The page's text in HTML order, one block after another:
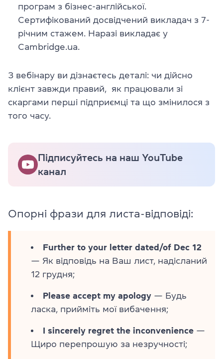
програм з бізнес-англійської.
Сертифікований досвідчений викладач з 7-
річним стажем. Наразі викладає у
Cambridge.ua.
З вебінару ви дізнаєтесь деталі: чи дійсно
клієнт завжди правий, як працювали зі
скаргами перші підприємці та що змінилося з
того часу.
Підписуйтесь на наш YouTube
канал
Опорні фрази для листа-відповіді:
Further to your letter dated/of Dec 12
— Як відповідь на Ваш лист, надісланий
12 грудня;
Please accept my apology — Будь
ласка, прийміть мої вибачення;
I sincerely regret the inconvenience —
Щиро перепрошую за незручності;